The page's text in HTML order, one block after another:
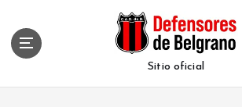
Sitio oficial